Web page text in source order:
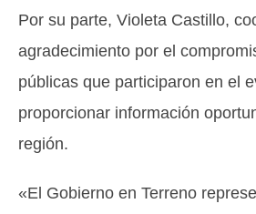
Por su parte, Violeta Castillo,
agradecimiento por el
públicas que participaron en el
proporcionar información
región.
«El Gobierno en Terreno